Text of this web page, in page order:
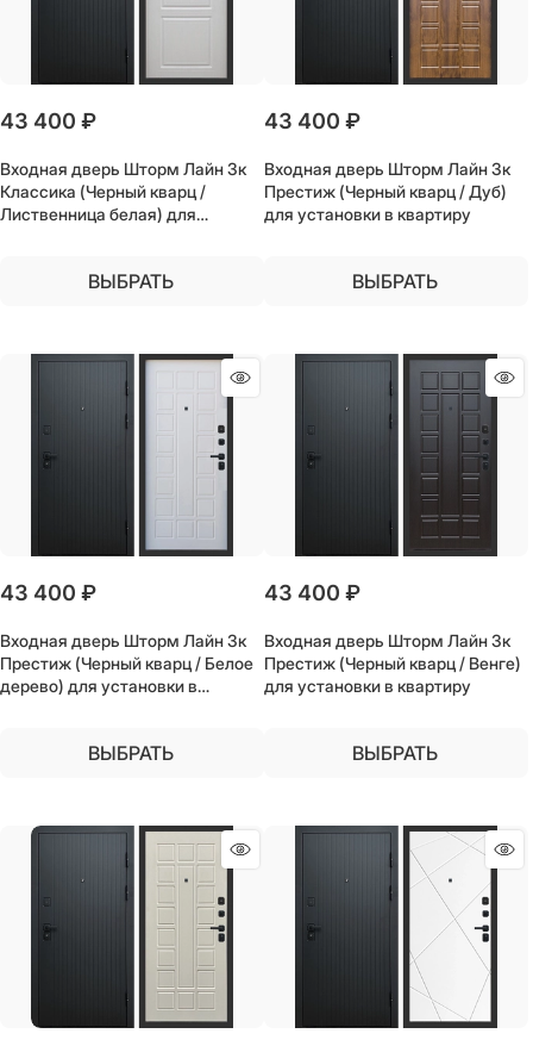
43 400 ₽
Входная дверь Шторм Лайн 3к
Классика (Черный кварц /
Лиственница белая) для
ВЫБРАТЬ
43 400 ₽
Входная дверь Шторм Лайн 3к
Престиж (Черный кварц / Дуб)
для установки в квартиру
ВЫБРАТЬ
43 400 ₽
Входная дверь Шторм Лайн 3к
Престиж (Черный кварц / Белое
дерево) для установки в
ВЫБРАТЬ
43 400 ₽
Входная дверь Шторм Лайн 3к
Престиж (Черный кварц / Венге)
для установки в квартиру
ВЫБРАТЬ